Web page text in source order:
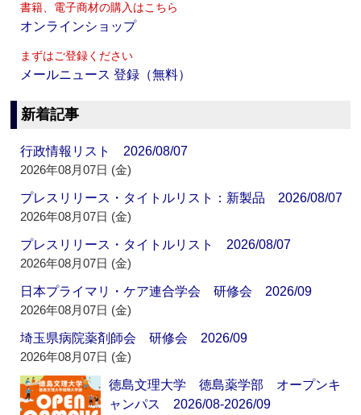
書籍、電子商材の購入はこちら
オンラインショップ
まずはご登録ください
メールニュース 登録（無料）
新着記事
行政情報リスト 2026/08/07
2026年08月07日 (金)
プレスリリース・タイトルリスト：新製品 2026/08/07
2026年08月07日 (金)
プレスリリース・タイトルリスト 2026/08/07
2026年08月07日 (金)
日本プライマリ・ケア連合学会 研修会 2026/09
2026年08月07日 (金)
埼玉県病院薬剤師会 研修会 2026/09
2026年08月07日 (金)
徳島文理大学 徳島薬学部 オープンキ
ャンパス 2026/08-2026/09